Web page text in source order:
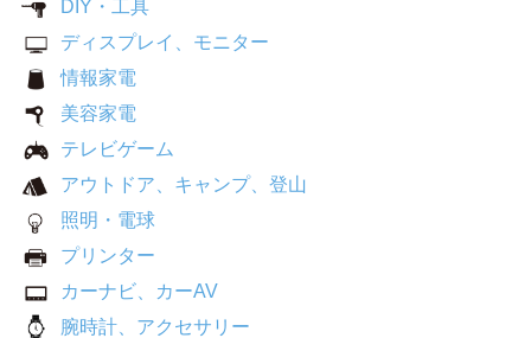
DIY・工具
ディスプレイ、モニター
情報家電
美容家電
テレビゲーム
アウトドア、キャンプ、登山
照明・電球
プリンター
カーナビ、カーAV
腕時計、アクセサリー